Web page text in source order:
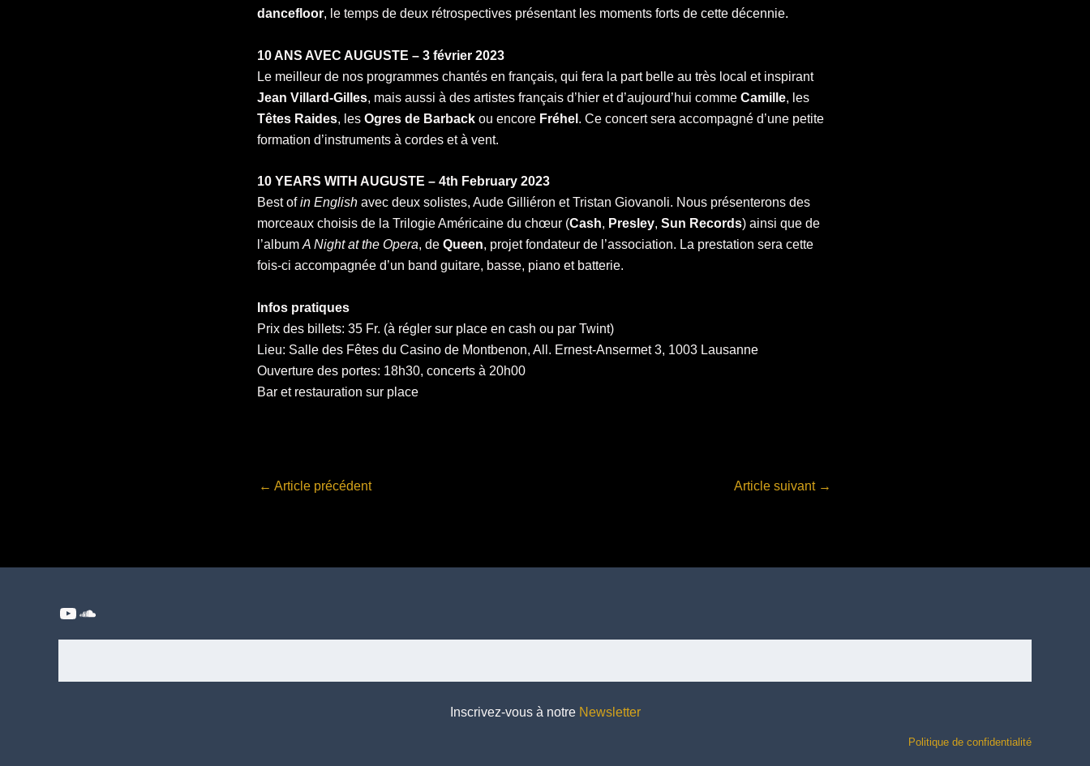
dancefloor, le temps de deux rétrospectives présentant les moments forts de cette décennie.
10 ANS AVEC AUGUSTE – 3 février 2023
Le meilleur de nos programmes chantés en français, qui fera la part belle au très local et inspirant
Jean Villard-Gilles, mais aussi à des artistes français d’hier et d’aujourd’hui comme Camille, les
Têtes Raides, les Ogres de Barback ou encore Fréhel . Ce concert sera accompagné d’une petite
formation d’instruments à cordes et à vent.
10 YEARS WITH AUGUSTE – 4th February 2023
Best ofin English avec deux solistes, Aude Gilliéron et Tristan Giovanoli. Nous présenterons des
morceaux choisis de la Trilogie Américaine du chœur (Cash, Presley, Sun Records) ainsi que de
l’album A Night at the Opera, de Queen, projet fondateur de l’association. La prestation sera cette
fois-ci accompagnée d’un band guitare, basse, piano et batterie.
Infos pratiques
Prix des billets: 35 Fr. (à régler sur place en cash ou par Twint)
Lieu: Salle des Fêtes du Casino de Montbenon, All. Ernest-Ansermet 3, 1003 Lausanne
Ouverture des portes: 18h30, concerts à 20h00
Bar et restauration sur place
← Article précédent Article suivant →
YouTube
SoundCloud
Inscrivez-vous à notre Newsletter
Politique de confidentialité